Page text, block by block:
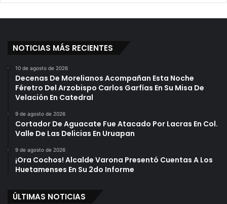
NOTICIAS MÁS RECIENTES
10 de agosto de 2026
Decenas De Morelianos Acompañan Esta Noche
Féretro Del Arzobispo Carlos Garfías En Su Misa De
Velación En Catedral
9 de agosto de 2026
Cortador De Aguacate Fue Atacado Por Lacras En Col.
Valle De Las Delicias En Uruapan
9 de agosto de 2026
¡Ora Cochos! Alcalde Varona Presentó Cuentas A Los
Huetamenses En Su 2do Informe
ÚLTIMAS NOTICIAS